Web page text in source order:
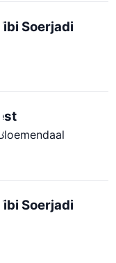
Soerjadi
Soerjadi